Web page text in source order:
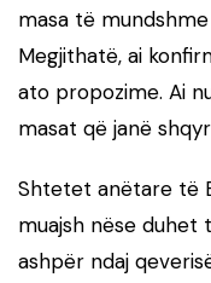
masa të
Megjithatë, ai
ato propozime. Ai
masat që janë
Shtetet anëtare të
muajsh nëse duhet
ashpër ndaj